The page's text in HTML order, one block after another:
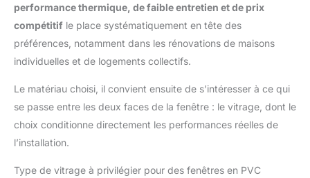
performance thermique, de faible entretien et de prix
compétitif le place systématiquement en tête des
préférences, notamment dans les rénovations de maisons
individuelles et de logements collectifs.
Le matériau choisi, il convient ensuite de s’intéresser à ce qui
se passe entre les deux faces de la fenêtre : le vitrage, dont le
choix conditionne directement les performances réelles de
l’installation.
Type de vitrage à privilégier pour des fenêtres en PVC